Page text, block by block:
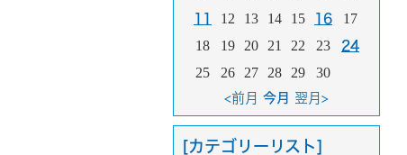
11 12 13 14 15 16
17
18
19 20 21 22 23 24
25 26 27 28 29 30
<前月 今月 翌月>
[カテゴリーリスト]